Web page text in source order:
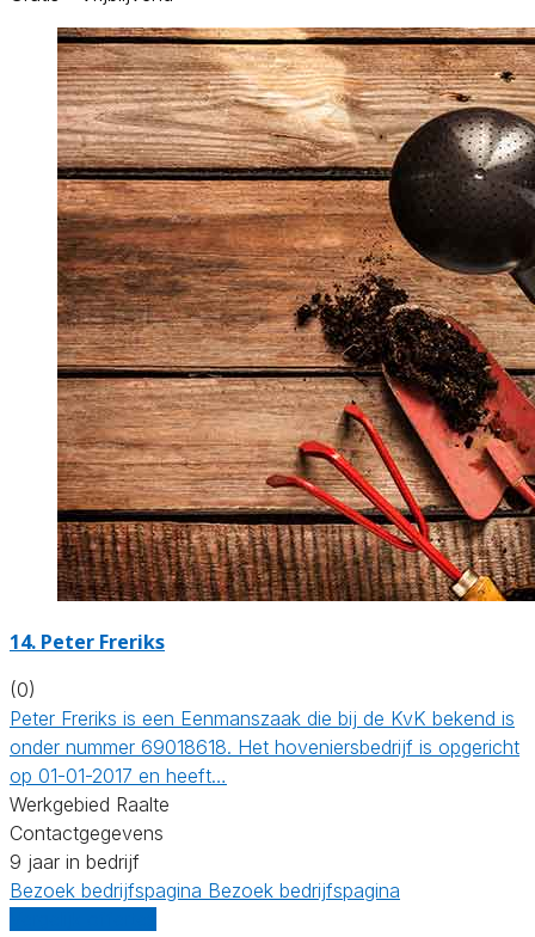
14. Peter Freriks
(0)
Peter Freriks is een Eenmanszaak die bij de KvK bekend is
onder nummer 69018618. Het hoveniersbedrijf is opgericht
op 01-01-2017 en heeft…
Werkgebied Raalte
Contactgegevens
9 jaar in bedrijf
Bezoek bedrijfspagina Bezoek bedrijfspagina